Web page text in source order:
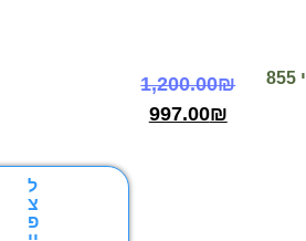
1,200.00₪
997.00₪
ל
צ
פ